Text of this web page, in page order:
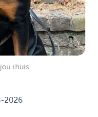
thuis
2026